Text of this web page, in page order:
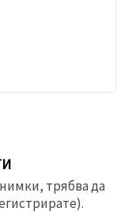
трябва да